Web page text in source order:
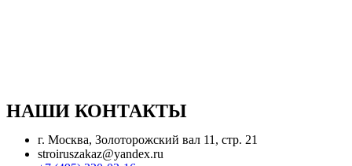
НАШИ КОНТАКТЫ
г. Москва, Золоторожский вал 11, стр. 21
stroiruszakaz@yandex.ru